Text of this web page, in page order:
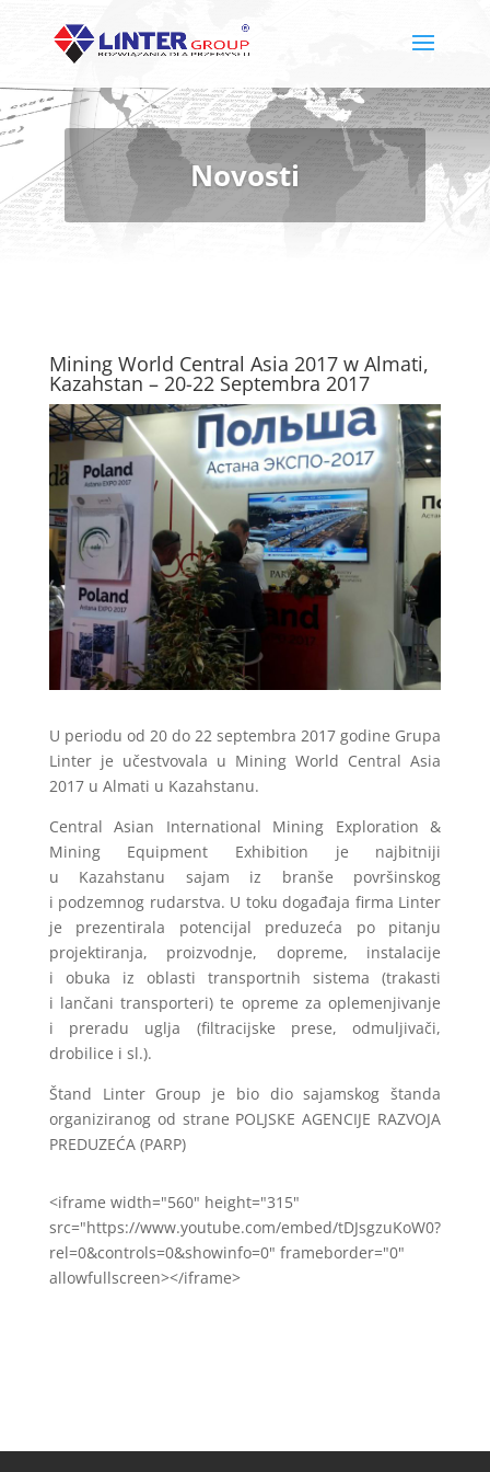
Novosti
Mining World Central Asia 2017 w Almati,
Kazahstan – 20-22 Septembra 2017
U periodu od 20 do 22 septembra 2017 godine Grupa
Linter je učestvovala u Mining World Central Asia
2017 u Almati u Kazahstanu.
Central Asian International Mining Exploration &
Mining Equipment Exhibition je najbitniji
u Kazahstanu sajam iz branše površinskog
i podzemnog rudarstva. U toku događaja firma Linter
je prezentirala potencijal preduzeća po pitanju
projektiranja, proizvodnje, dopreme, instalacije
i obuka iz oblasti transportnih sistema (trakasti
i lančani transporteri) te opreme za oplemenjivanje
i preradu uglja (filtracijske prese, odmuljivači,
drobilice i sl.).
Štand Linter Group je bio dio sajamskog štanda
organiziranog od strane POLJSKE AGENCIJE RAZVOJA
PREDUZEĆA (PARP)
<iframe width="560" height="315"
src="https://www.youtube.com/embed/tDJsgzuKoW0?
rel=0&controls=0&showinfo=0" frameborder="0"
allowfullscreen></iframe>